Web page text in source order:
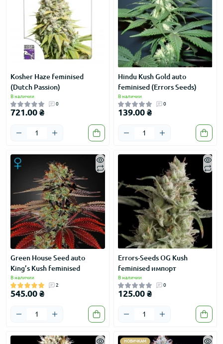
Kosher Haze feminised
(Dutch Passion)
В наличии
0
721.00 ₴
Hindu Kush Gold auto
feminised (Errors Seeds)
В наличии
0
139.00 ₴
Green House Seed auto
King’s Kush feminised
В наличии
2
545.00 ₴
Errors-Seeds OG Kush
feminised импорт
В наличии
0
125.00 ₴
НОВИЧКАМ